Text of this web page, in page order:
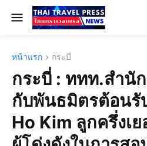
หน้าแรก กระบี่
กระบี่ : ททท.สำนั
กับพันธมิตรต้อนรั
Ho Kim ลูกครึ่งเ